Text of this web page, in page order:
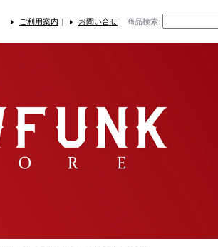
ご利用案内 ｜ お問い合せ 商品検索: